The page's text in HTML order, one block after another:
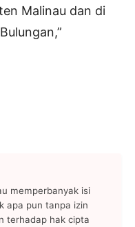
Malinau dan di
memperbanyak isi
apa pun tanpa izin
terhadap hak cipta